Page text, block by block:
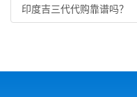
印度吉三代代购靠谱吗？